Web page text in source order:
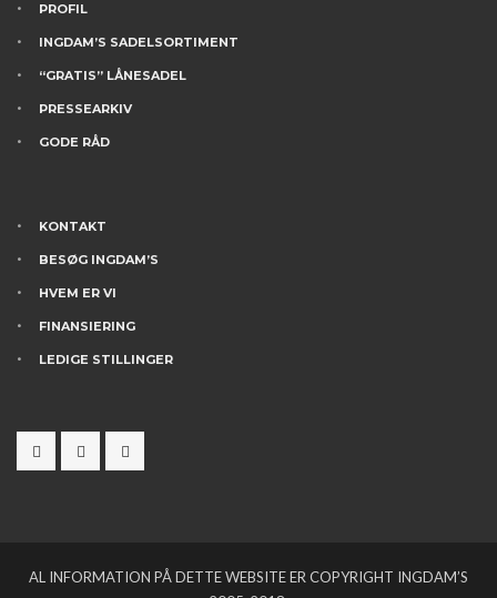
PROFIL
INGDAM’S SADELSORTIMENT
“GRATIS” LÅNESADEL
PRESSEARKIV
GODE RÅD
KONTAKT
BESØG INGDAM’S
HVEM ER VI
FINANSIERING
LEDIGE STILLINGER
AL INFORMATION PÅ DETTE WEBSITE ER COPYRIGHT INGDAM’S